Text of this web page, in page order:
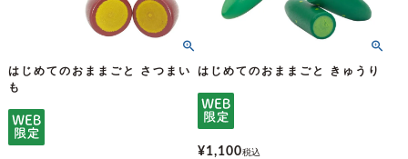
はじめてのおままごと さつまい
も
はじめてのおままごと きゅうり
¥1,100税込